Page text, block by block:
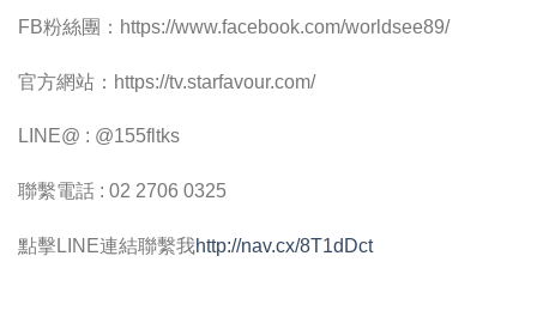
FB粉絲團：https://www.facebook.com/worldsee89/
官方網站：https://tv.starfavour.com/
LINE@ : @155fltks
聯繫電話 : 02 2706 0325
點擊LINE連結聯繫我http://nav.cx/8T1dDct